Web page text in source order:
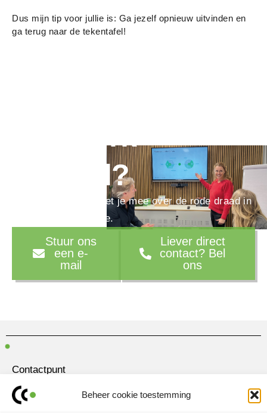
Beheer cookie toestemming
Dus mijn tip voor jullie is: Ga jezelf opnieuw uitvinden en
ga terug naar de tekentafel!
ijzersterk
verhaal?
We denken graag met je mee over de rode draad in
je marketingstrategie.
Stuur ons
een e-
mail
Liever direct
contact? Bel
ons
Contactpunt
Amersfoortseweg 28
3751 LK Bunschoten-Spakenburg